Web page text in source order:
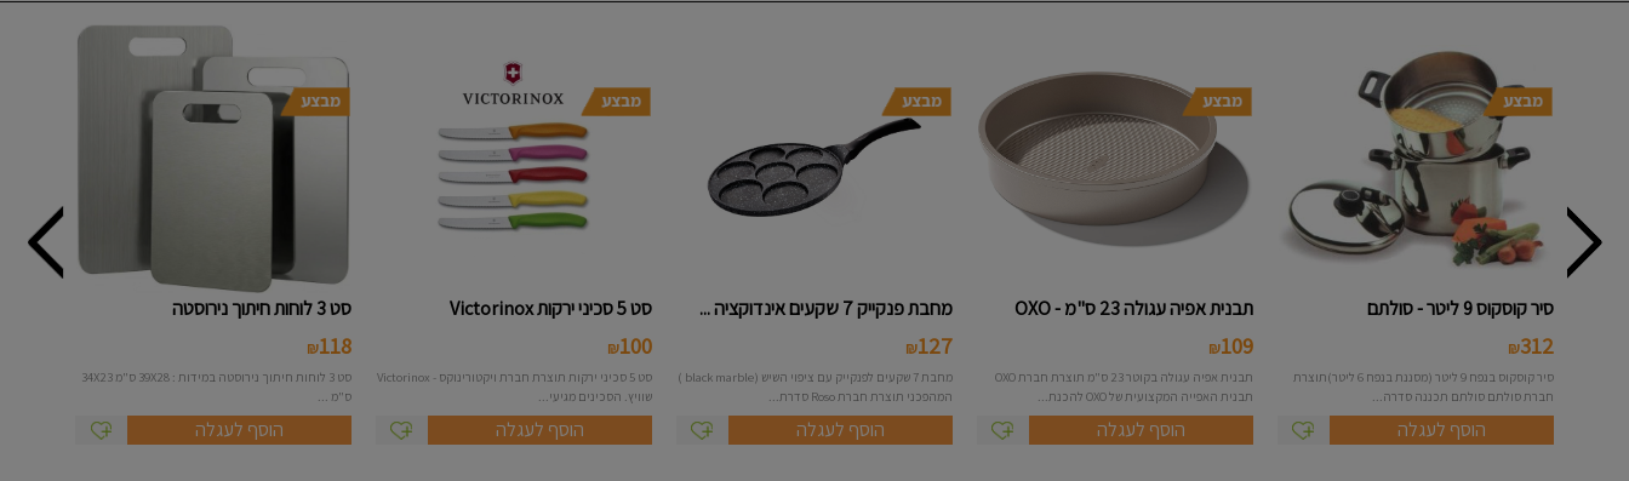
סיר קוסקוס 9 ליטר - סולתם
312
₪
סיר קוסקוס בנפח 9 ליטר (מסננת בנפח 6 ליטר)תוצרת
חברת סולתם סולתם תכננה סדרה...
הוסף לעגלה
תבנית אפיה עגולה 23 ס"מ - OXO
109
₪
תבנית אפיה עגולה בקוטר 23 ס"מ תוצרת חברת OXO
תבנית האפייה המקצועית של OXO להכנת...
הוסף לעגלה
מחבת פנקייק 7 שקעים אינדוקציה ...
127
₪
מחבת 7 שקעים לפנקייק עם ציפוי השיש (black marble )
המהפכני תוצרת חברת Roso סדרת...
הוסף לעגלה
סט 5 סכיני ירקות Victorinox
100
₪
סט 5 סכיני ירקות תוצרת חברת ויקטורינוקס - Victorinox
שוויץ. הסכינים מגיעי...
הוסף לעגלה
סט 3 לוחות חיתוך נירוסטה
118
₪
סט 3 לוחות חיתוך נירוסטה במידות : 39X28 ס"מ 34X23
ס"מ ...
הוסף לעגלה